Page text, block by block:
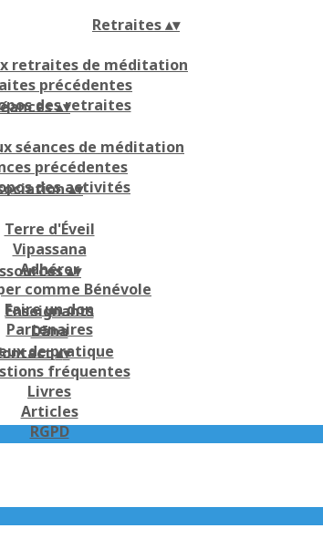
Retraites▴▾
retraites de méditation
précédentes
des retraites
▴▾
séances de méditation
précédentes
des activités
▴▾
Terre d'Éveil
Vipassana
Adhérer
comme Bénévole
Faire un don
Partenaires
▴▾
Enseignants
Dāna
de pratique
fréquentes
Livres
Articles
RGPD
▴▾